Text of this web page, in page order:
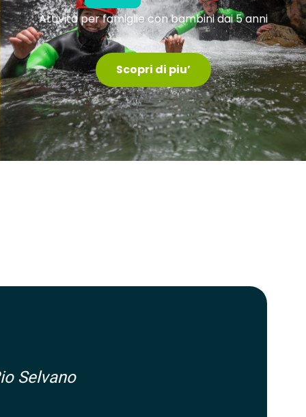
Attività per famiglie con bambini dai 5 anni
Scopri di piu’
Selvano